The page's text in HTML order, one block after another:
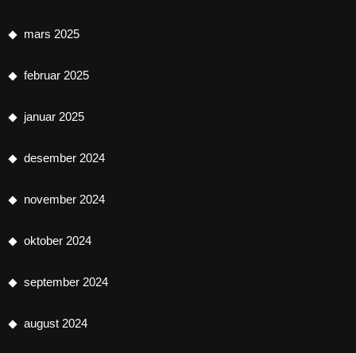
mars 2025
februar 2025
januar 2025
desember 2024
november 2024
oktober 2024
september 2024
august 2024